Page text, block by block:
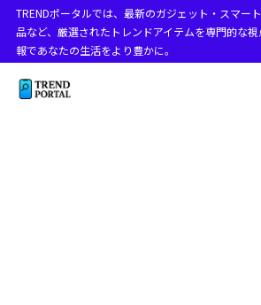
TRENDポータルでは、最新のガジェット・スマー
品など、厳選されたトレンドアイテムを専門的な
報であなたの生活をより豊かに。
目次
1 折りたたみ スマホ失敗の原因を解説